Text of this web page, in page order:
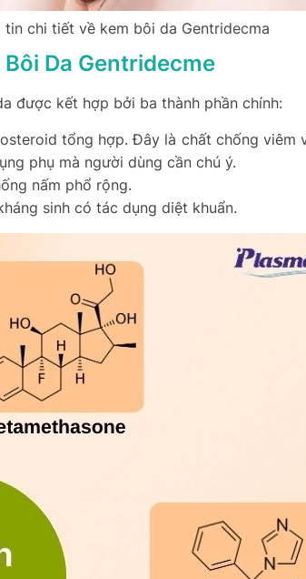
tin chi tiết về kem bôi da Gentridecma
Da Gentridecme
được kết hợp bởi ba thành phần chính:
tổng hợp. Đây là chất chống viêm
phụ mà người dùng cần chú ý.
nấm phổ rộng.
sinh có tác dụng diệt khuẩn.